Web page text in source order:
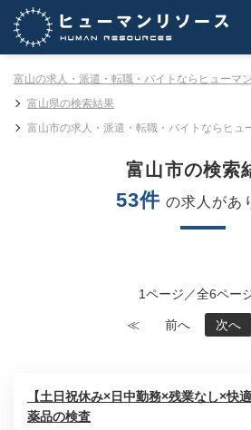
富山の求人・派遣・転職・バイトならヒューマ
富山県の検索結果
富山市の求人・派遣・転職・バイトならヒュ
富山市の検索
53件 の求人があ
1ページ／全6ペー
≪ 前へ 次へ
【土日祝休み×日中勤務×残業なし×快
薬品の検査